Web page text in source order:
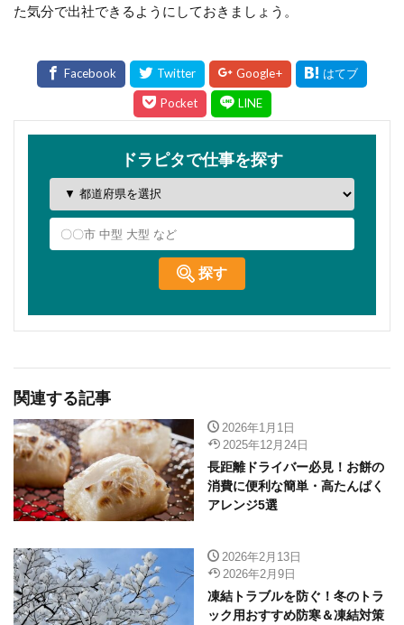
た気分で出社できるようにしておきましょう。
関連する記事
2026年1月1日
2025年12月24日
長距離ドライバー必見！お餅の
消費に便利な簡単・高たんぱく
アレンジ5選
2026年2月13日
2026年2月9日
凍結トラブルを防ぐ！冬のトラ
ック用おすすめ防寒＆凍結対策